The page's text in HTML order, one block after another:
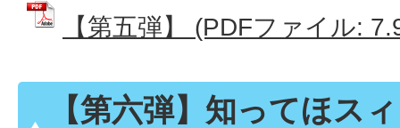
【第五弾】 (PDFファイル:
【第六弾】知ってほス